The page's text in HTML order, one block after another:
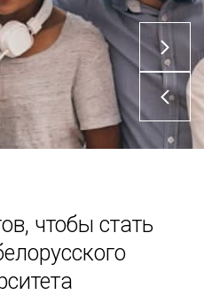
чтобы стать